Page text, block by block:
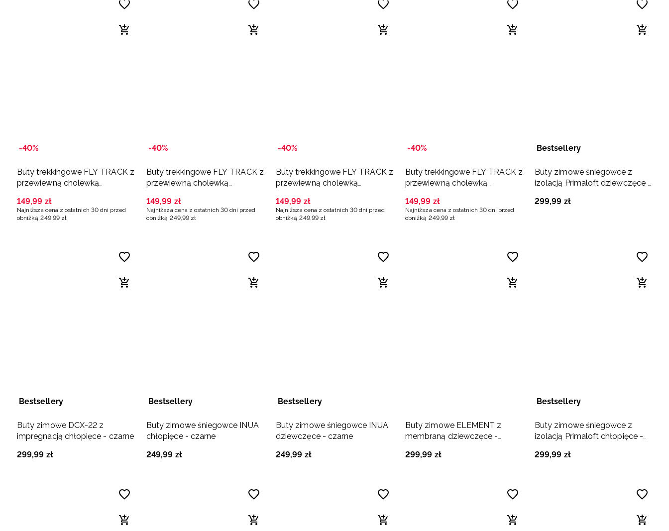
-40%
Buty trekkingowe FLY TRACK z
przewiewną cholewką
149,99 zł
Najniższa cena z ostatnich 30 dni przed
obniżką 249,99 zł
-40%
Buty trekkingowe FLY TRACK z
przewiewną cholewką
149,99 zł
Najniższa cena z ostatnich 30 dni przed
obniżką 249,99 zł
-40%
Buty trekkingowe FLY TRACK z
przewiewną cholewką
149,99 zł
Najniższa cena z ostatnich 30 dni przed
obniżką 249,99 zł
-40%
Buty trekkingowe FLY TRACK z
przewiewną cholewką
149,99 zł
Najniższa cena z ostatnich 30 dni przed
obniżką 249,99 zł
Bestsellery
Buty zimowe śniegowce z
izolacją Primaloft dziewczęce -
299,99 zł
Bestsellery
Buty zimowe DCX-22 z
impregnacją chłopięce - czarne
299,99 zł
Bestsellery
Buty zimowe śniegowce INUA
chłopięce - czarne
249,99 zł
Bestsellery
Buty zimowe śniegowce INUA
dziewczęce - czarne
249,99 zł
Buty zimowe ELEMENT z
membraną dziewczęce -
299,99 zł
Bestsellery
Buty zimowe śniegowce z
izolacją Primaloft chłopięce -
299,99 zł